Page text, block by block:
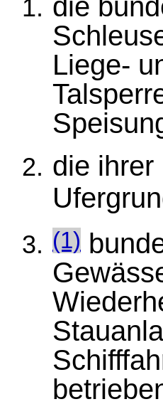
die
Liege-
die ihrer
(1)